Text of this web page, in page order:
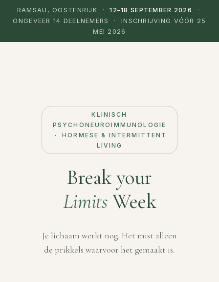
RAMSAU, OOSTENRIJK ·12–18 SEPTEMBER 2026
·
ONGEVEER 14 DEELNEMERS · INSCHRIJVING VÓÓR 25
MEI 2026
KLINISCH
PSYCHONEUROIMMUNOLOGIE
· HORMESE & INTERMITTENT
LIVING
Break your
Limits Week
Je lichaam werkt nog. Het mist alleen
de prikkels waarvoor het gemaakt is.